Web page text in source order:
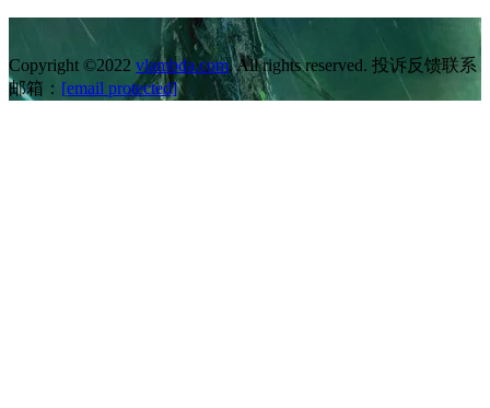
Copyright ©2022 vlambda.com. All rights reserved. 投诉反馈联系
邮箱： [email protected]